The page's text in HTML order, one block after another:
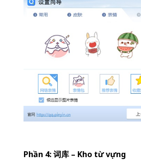
Phần 4: 词库 – Kho từ vựng